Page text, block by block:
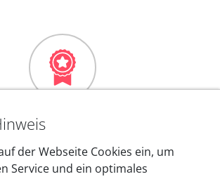
10 Jahre Erfahrung
von autoaid stecken
Erfahrung, und auch in Zukunft
der Webseite Cookies ein, um
Service und ein optimales